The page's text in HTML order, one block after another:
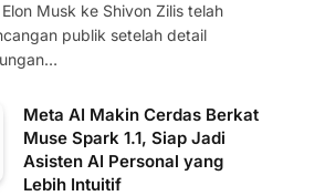
Musk ke Shivon Zilis telah
publik setelah detail
Meta AI Makin Cerdas Berkat
Muse Spark 1.1, Siap Jadi
Asisten AI Personal yang
Lebih Intuitif